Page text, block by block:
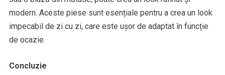
modern. Aceste piese sunt esențiale pentru a crea un look
impecabil de zi cu zi, care este ușor de adaptat în funcție
de ocazie.
Concluzie